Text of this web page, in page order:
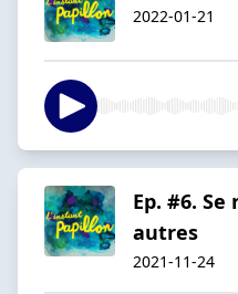
2022-01-21
Ep. #6.
autres
2021-11-24